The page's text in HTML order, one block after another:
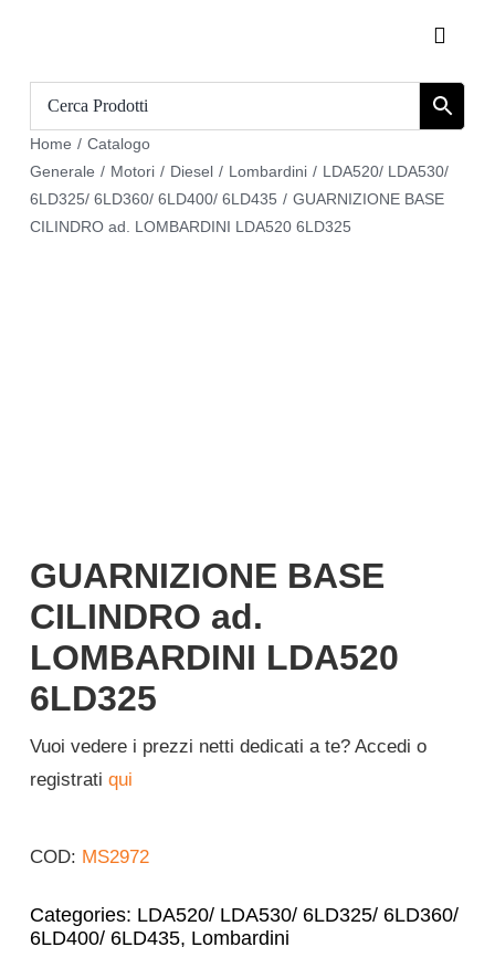
contenuto
Toggle
Catalogo
Home / Catalogo
Generale / Motori / Diesel / Lombardini / LDA520/ LDA530/
6LD325/ 6LD360/ 6LD400/ 6LD435 / GUARNIZIONE BASE
CILINDRO ad. LOMBARDINI LDA520 6LD325
GUARNIZIONE BASE
CILINDRO ad.
LOMBARDINI LDA520
6LD325
Vuoi vedere i prezzi netti dedicati a te? Accedi o
registrati qui
COD: MS2972
Categories: LDA520/ LDA530/ 6LD325/ 6LD360/
6LD400/ 6LD435, Lombardini